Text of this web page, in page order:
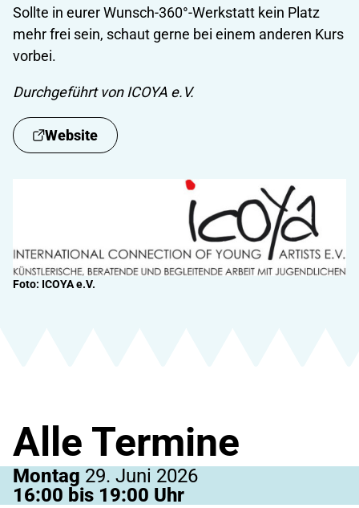
Sollte in eurer Wunsch-360°-Werkstatt kein Platz
mehr frei sein, schaut gerne bei einem anderen Kurs
vorbei.
Durchgeführt von ICOYA e.V.
Website
Foto: ICOYA e.V.
Alle Termine
Montag 29. Juni 2026
16:00 bis 19:00 Uhr